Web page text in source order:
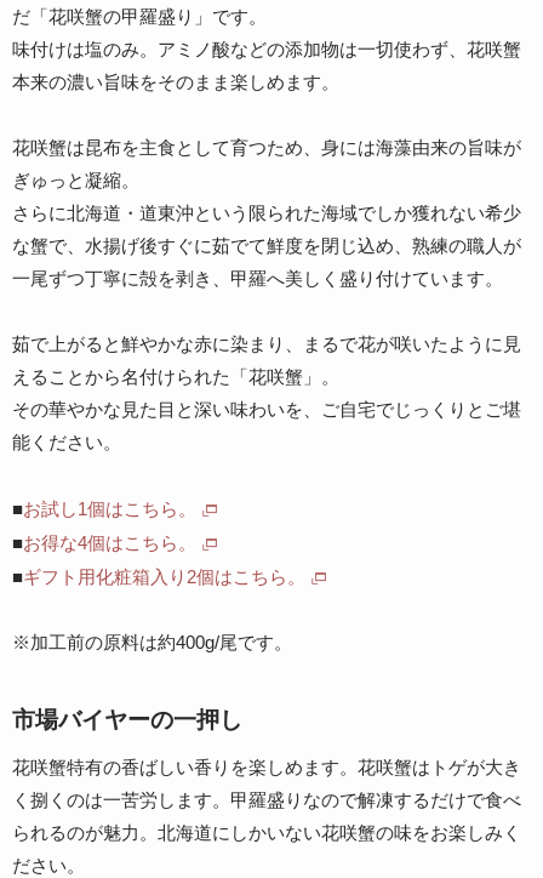
だ「花咲蟹の甲羅盛り」です。
味付けは塩のみ。アミノ酸などの添加物は一切使わず、花咲蟹
本来の濃い旨味をそのまま楽しめます。
花咲蟹は昆布を主食として育つため、身には海藻由来の旨味が
ぎゅっと凝縮。
さらに北海道・道東沖という限られた海域でしか獲れない希少
な蟹で、水揚げ後すぐに茹でて鮮度を閉じ込め、熟練の職人が
一尾ずつ丁寧に殻を剥き、甲羅へ美しく盛り付けています。
茹で上がると鮮やかな赤に染まり、まるで花が咲いたように見
えることから名付けられた「花咲蟹」。
その華やかな見た目と深い味わいを、ご自宅でじっくりとご堪
能ください。
■お試し1個はこちら。
■お得な4個はこちら。
■ギフト用化粧箱入り2個はこちら。
※加工前の原料は約400g/尾です。
市場バイヤーの一押し
花咲蟹特有の香ばしい香りを楽しめます。花咲蟹はトゲが大き
く捌くのは一苦労します。甲羅盛りなので解凍するだけで食べ
られるのが魅力。北海道にしかいない花咲蟹の味をお楽しみく
ださい。